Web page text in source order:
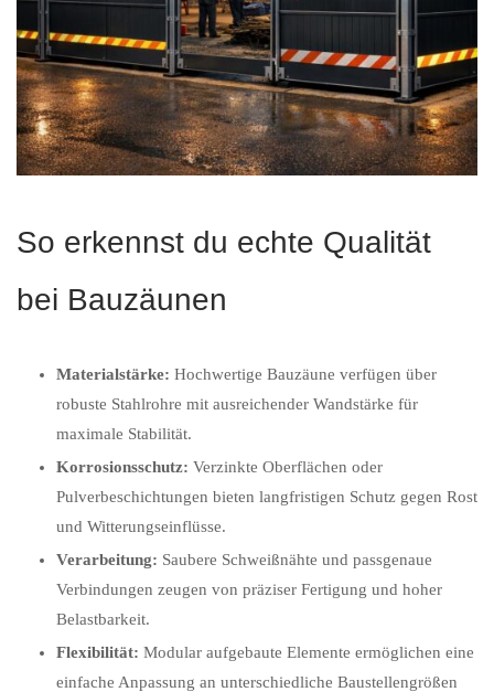
So erkennst du echte Qualität
bei Bauzäunen
Materialstärke: Hochwertige Bauzäune verfügen über
robuste Stahlrohre mit ausreichender Wandstärke für
maximale Stabilität.
Korrosionsschutz: Verzinkte Oberflächen oder
Pulverbeschichtungen bieten langfristigen Schutz gegen Rost
und Witterungseinflüsse.
Verarbeitung: Saubere Schweißnähte und passgenaue
Verbindungen zeugen von präziser Fertigung und hoher
Belastbarkeit.
Flexibilität: Modular aufgebaute Elemente ermöglichen eine
einfache Anpassung an unterschiedliche Baustellengrößen